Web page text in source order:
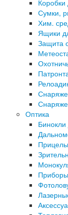
Сумки,
Хим.
Ящики
Защита
Оптика
Прицелы